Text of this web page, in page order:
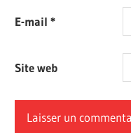
E-mail*
Site web